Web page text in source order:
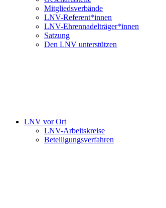
Mitgliedsverbände
LNV-Referent*innen
LNV-Ehrennadelträger*innen
Satzung
Den LNV unterstützen
LNV vor Ort
LNV-Arbeitskreise
Beteiligungsverfahren